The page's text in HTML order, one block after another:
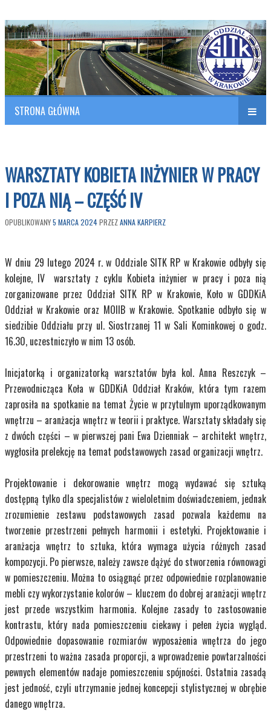
SITK RP Oddział w KRAKOWIE
Polish Association of Engineers & Technicians of Transportation
STRONA GŁÓWNA
WARSZTATY KOBIETA INŻYNIER W PRACY
I POZA NIĄ – CZĘŚĆ IV
OPUBLIKOWANY5 MARCA 2024PRZEZANNA KARPIERZ
W dniu 29 lutego 2024 r. w Oddziale SITK RP w Krakowie odbyły się
kolejne, IV warsztaty z cyklu Kobieta inżynier w pracy i poza nią
zorganizowane przez Oddział SITK RP w Krakowie, Koło w GDDKiA
Oddział w Krakowie oraz MOIIB w Krakowie. Spotkanie odbyło się w
siedzibie Oddziału przy ul. Siostrzanej 11 w Sali Kominkowej o godz.
16.30, uczestniczyło w nim 13 osób.
Inicjatorką i organizatorką warsztatów była kol. Anna Reszczyk –
Przewodnicząca Koła w GDDKiA Oddział Kraków, która tym razem
zaprosiła na spotkanie na temat Życie w przytulnym uporządkowanym
wnętrzu – aranżacja wnętrz w teorii i praktyce. Warsztaty składały się
z dwóch części – w pierwszej pani Ewa Dzienniak – architekt wnętrz,
wygłosiła prelekcję na temat podstawowych zasad organizacji wnętrz.
Projektowanie i dekorowanie wnętrz mogą wydawać się sztuką
dostępną tylko dla specjalistów z wieloletnim doświadczeniem, jednak
zrozumienie zestawu podstawowych zasad pozwala każdemu na
tworzenie przestrzeni pełnych harmonii i estetyki. Projektowanie i
aranżacja wnętrz to sztuka, która wymaga użycia różnych zasad
kompozycji. Po pierwsze, należy zawsze dążyć do stworzenia równowagi
w pomieszczeniu. Można to osiągnąć przez odpowiednie rozplanowanie
mebli czy wykorzystanie kolorów – kluczem do dobrej aranżacji wnętrz
jest przede wszystkim harmonia. Kolejne zasady to zastosowanie
kontrastu, który nada pomieszczeniu ciekawy i pełen życia wygląd.
Odpowiednie dopasowanie rozmiarów wyposażenia wnętrza do jego
przestrzeni to ważna zasada proporcji, a wprowadzenie powtarzalności
pewnych elementów nadaje pomieszczeniu spójności. Ostatnia zasadą
jest jedność, czyli utrzymanie jednej koncepcji stylistycznej w obrębie
danego wnętrza.